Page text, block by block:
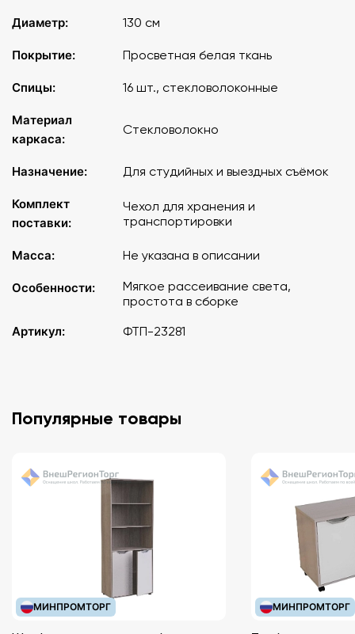
Диаметр: 130 см
Покрытие: Просветная белая ткань
Спицы: 16 шт., стекловолоконные
Материал
каркаса:
Стекловолокно
Назначение: Для студийных и выездных съёмок
Комплект
поставки:
Чехол для хранения и
транспортировки
Масса: Не указана в описании
Особенности:
Мягкое рассеивание света,
простота в сборке
Артикул:
ФТП-23281
Популярные товары
МИНПРОМТОРГ МИНПРОМТОРГ